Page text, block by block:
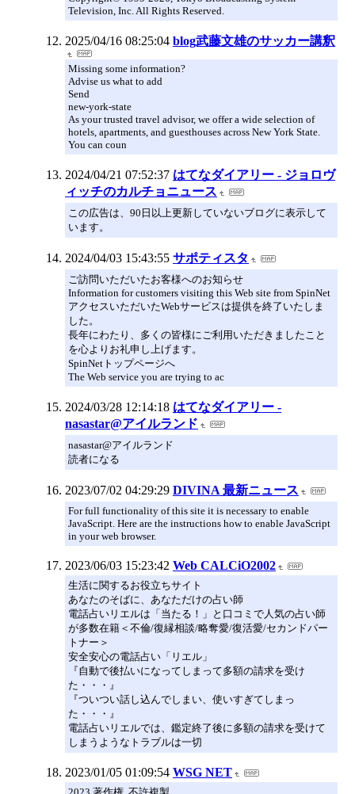
Television, Inc. All Rights Reserved.
2025/04/16 08:25:04 blog武藤文雄のサッカー講釈
Missing some information?
Advise us what to add
Send
new-york-state
As your trusted travel advisor, we offer a wide selection of
hotels, apartments, and guesthouses across New York State.
You can coun
2024/04/21 07:52:37 はてなダイアリー - ジョロヴ
ィッチのカルチョニュース
この広告は、90日以上更新していないブログに表示して
います。
2024/04/03 15:43:55 サポティスタ
ご訪問いただいたお客様へのお知らせ
Information for customers visiting this Web site from SpinNet
アクセスいただいたWebサービスは提供を終了いたしま
した。
長年にわたり、多くの皆様にご利用いただきましたこと
を心よりお礼申し上げます。
SpinNetトップページへ
The Web service you are trying to ac
2024/03/28 12:14:18 はてなダイアリー -
nasastar@アイルランド
nasastar@アイルランド
読者になる
2023/07/02 04:29:29 DIVINA 最新ニュース
For full functionality of this site it is necessary to enable
JavaScript. Here are the instructions how to enable JavaScript
in your web browser.
2023/06/03 15:23:42 Web CALCiO2002
生活に関するお役立ちサイト
あなたのそばに、あなただけの占い師
電話占いリエルは「当たる！」と口コミで人気の占い師
が多数在籍＜不倫/復縁相談/略奪愛/復活愛/セカンドパー
トナー＞
安全安心の電話占い「リエル」
『自動で後払いになってしまって多額の請求を受け
た・・・』
『ついつい話し込んでしまい、使いすぎてしまっ
た・・・』
電話占いリエルでは、鑑定終了後に多額の請求を受けて
しまうようなトラブルは一切
2023/01/05 01:09:54 WSG NET